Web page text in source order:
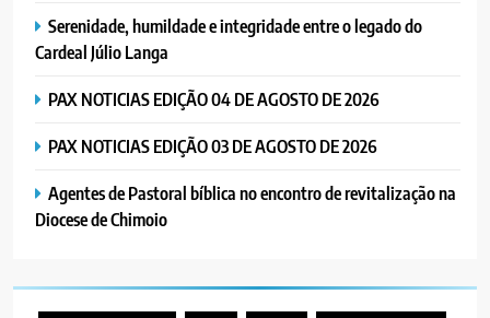
Serenidade, humildade e integridade entre o legado do
Cardeal Júlio Langa
PAX NOTICIAS EDIÇÃO 04 DE AGOSTO DE 2026
PAX NOTICIAS EDIÇÃO 03 DE AGOSTO DE 2026
Agentes de Pastoral bíblica no encontro de revitalização na
Diocese de Chimoio